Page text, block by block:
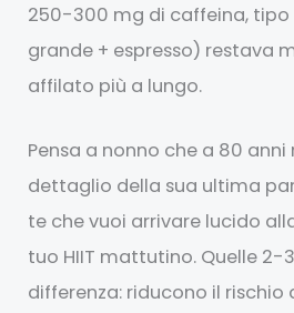
250-300 mg di caffeina, tipo
grande + espresso) restava
affilato più a lungo.
Pensa a nonno che a 80
dettaglio della sua ultima
te che vuoi arrivare lucido
tuo HIIT mattutino. Quelle 2-
differenza: riducono il rischio